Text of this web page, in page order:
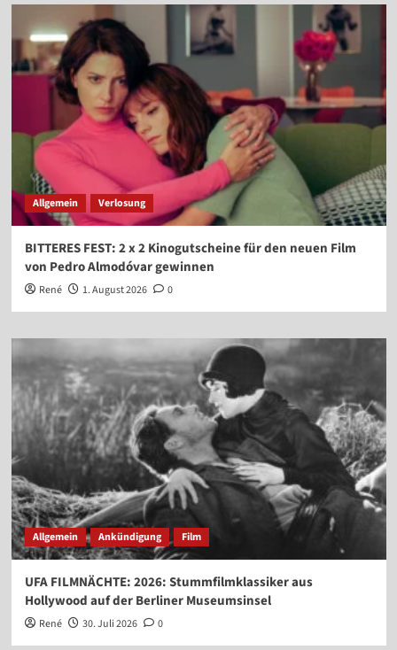
Allgemein Verlosung
BITTERES FEST: 2 x 2 Kinogutscheine für den neuen Film
von Pedro Almodóvar gewinnen
René 1. August 2026 0
Allgemein Ankündigung Film
UFA FILMNÄCHTE: 2026: Stummfilmklassiker aus
Hollywood auf der Berliner Museumsinsel
René 30. Juli 2026 0